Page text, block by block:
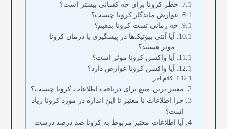
خطر کرونا برای چه کسانی بیشتر است؟
عوارض ماندگار کرونا چیست؟
چه زمانی تست کرونا بدهیم؟
آیا آنتی بیوتیک‌ها در پیشگیری یا درمان کرونا
موثر هستند؟
آیا واکسن کرونا موثر است؟
آیا واکسن کرونا عوارض دارد؟
کلام آخر
معتبر ترین منبع برای دریافت اطلاعات کرونا چیست؟
چرا اطلاعات نا معتبر تا این اندازه در مورد کرونا زیاد
است؟
آیا اطلاعات معتبر مربوط به کرونا صد درصد درست